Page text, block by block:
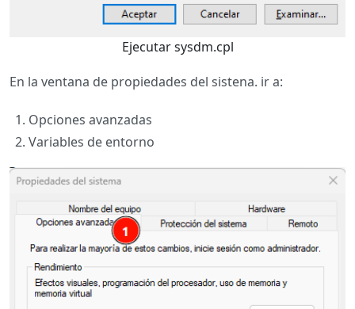
Ejecutar sysdm.cpl
En la ventana de propiedades del sistena. ir a:
Opciones avanzadas
Variables de entorno